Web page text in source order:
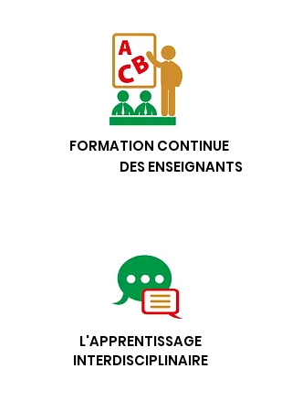
FORMATION CONTINUE
DES ENSEIGNANTS
L'APPRENTISSAGE
INTERDISCIPLINAIRE